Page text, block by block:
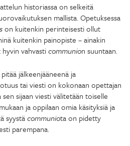
historiassa on selkeitä
mallista. Opetuksessa
on kuitenkin perinteisesti ollut
kuitenkin painopiste – ainakin
vahvasticommunion suuntaan.
jälkeenjääneenä ja
tai viesti on kokonaan opettajan
sen sijaan viesti välitetään toiselle
ja oppilaan omia käsityksiä ja
syystäcommuniota on pidetty
parempana.